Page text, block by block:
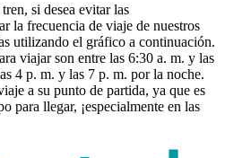
si desea evitar las
la frecuencia de viaje de nuestros
utilizando el gráfico a continuación.
viajar son entre las 6:30 a. m. y las
4 p. m. y las 7 p. m. por la noche.
a su punto de partida, ya que es
para llegar, ¡especialmente en las